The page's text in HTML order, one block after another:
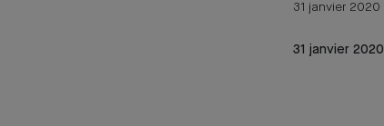
31 janvier 2020
31 janvier 2020